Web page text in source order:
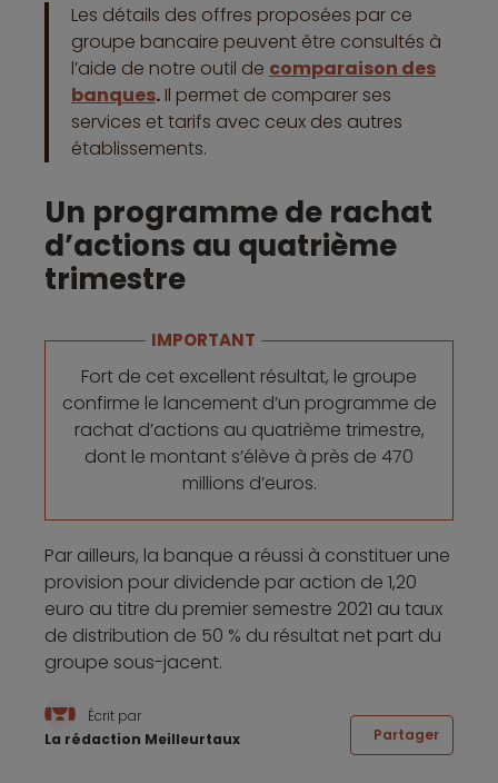
Les détails des offres proposées par ce
groupe bancaire peuvent être consultés à
l’aide de notre outil de comparaison des
banques. Il permet de comparer ses
services et tarifs avec ceux des autres
établissements.
Un programme de rachat
d’actions au quatrième
trimestre
IMPORTANT
Fort de cet excellent résultat, le groupe
confirme le lancement d’un programme de
rachat d’actions au quatrième trimestre,
dont le montant s’élève à près de 470
millions d’euros.
Par ailleurs, la banque a réussi à constituer une
provision pour dividende par action de 1,20
euro au titre du premier semestre 2021 au taux
de distribution de 50 % du résultat net part du
groupe sous-jacent.
Écrit par
La rédaction Meilleurtaux
Partager